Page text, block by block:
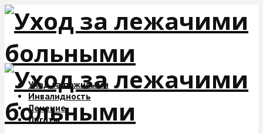
Уход за пожилыми
Инвалидность
Лечение
Льготы